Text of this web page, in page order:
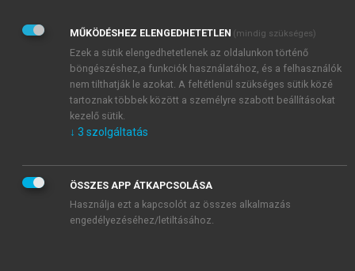
Adatkezelési tájékoztatóbanfoglaltakat tudomásul
veszem és elfogadom.
Általános vásárlási feltételeket, valamint a szotar.netés a
mersz.huoldalak licencszerződéseiben foglaltakat
tudomásul veszem és elfogadom.
KIPRÓBÁLOM
MŰKÖDÉSHEZ ELENGEDHETETLEN (mindig szükséges)
Ezek a sütik elengedhetetlenek az oldalunkon történő
böngészéshez,a funkciók használatához, és a felhasználók
nem tilthatják le azokat. A feltétlenül szükséges sütik közé
tartoznak többek között a személyre szabott beállításokat
kezelő sütik.
↓ 3 szolgáltatás
ÖSSZES APP ÁTKAPCSOLÁSA
Használja ezt a kapcsolót az összes alkalmazás
engedélyezéséhez/letiltásához.